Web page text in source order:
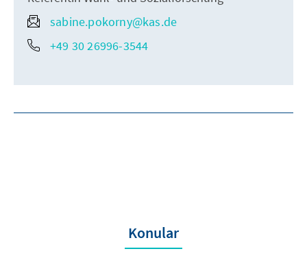
sabine.pokorny@kas.de
+49 30 26996-3544
Konular